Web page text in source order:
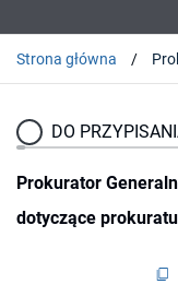
Strona główna
DO
Prokurator
dotyczące